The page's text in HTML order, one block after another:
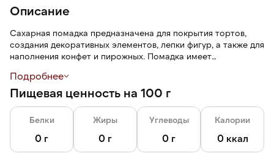
Описание
Сахарная помадка предназначена для покрытия тортов,
создания декоративных элементов, лепки фигур, а также для
наполнения конфет и пирожных. Помадка имеет
аромат и сладкий вкус. Масса легко разминается, не
крошится, раскатывается в тонкий пласт без разрывов.
Подробнее
Пищевая ценность на 100 г
Белки
0 г
Жиры
0 г
Углеводы
0 г
Калории
0 ккал